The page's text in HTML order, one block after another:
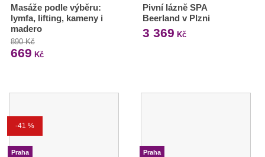
Masáže podle výběru:
lymfa, lifting, kameny i
madero
890 Kč
669 Kč
Pivní lázně SPA
Beerland v Plzni
3 369 Kč
-41 %
Praha Praha